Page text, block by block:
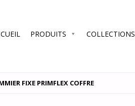
PRODUITS COLLECTIONS
FIXE PRIMFLEX COFFRE